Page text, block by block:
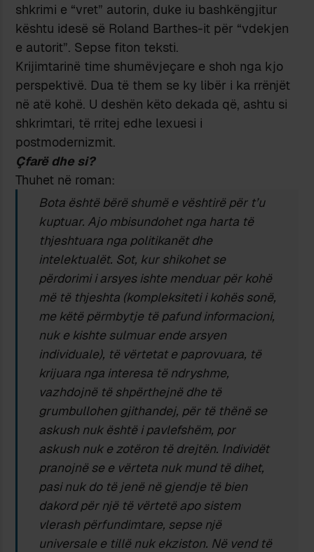
shkrimi e “vret” autorin, duke iu bashkëngjitur
kështu idesë së Roland Barthes-it për “vdekjen
e autorit”. Sepse fiton teksti.
Krijimtarinë time shumëvjeçare e shoh nga kjo
perspektivë. Dua të them se ky libër i ka rrënjët
në atë kohë. U deshën këto dekada që, ashtu si
shkrimtari, të rritej edhe lexuesi i
postmodernizmit.
Çfarë dhe si?
Thuhet në roman:
Bota është bërë shumë e vështirë për t’u
kuptuar. Ajo mbisundohet nga harta të
thjeshtuara nga politikanët dhe
intelektualët. Sot, kur shikohet se
përdorimi i arsyes ishte menduar për kohë
më të thjeshta (kompleksiteti i kohës sonë,
me këtë përmbytje të pafund informacioni,
nuk e kishte sulmuar ende arsyen
individuale), të vërtetat e paprovuara, të
krijuara nga interesa të ndryshme,
vazhdojnë të shpërthejnë dhe të
grumbullohen gjithandej, për të thënë se
askush nuk është i pavlefshëm, por
askush nuk e zotëron të drejtën. Individët
pranojnë se e vërteta nuk mund të dihet,
pasi nuk do të jenë në gjendje të bien
dakord për një të vërtetë apo sistem
vlerash përfundimtare, sepse një
universale e tillë nuk ekziston. Në vend të